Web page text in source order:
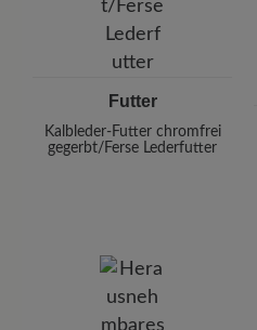
Futter
Kalbleder-Futter chromfrei
gegerbt/Ferse Lederfutter